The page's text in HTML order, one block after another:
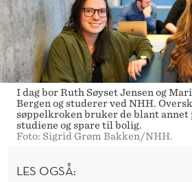
I dag bor Ruth Søyset Jensen og
Bergen og studerer ved NHH.
søppelkroken bruker de blant annet
studiene og spare til bolig.
Foto: Sigrid Grøm Bakken/NHH.
LES OGSÅ: